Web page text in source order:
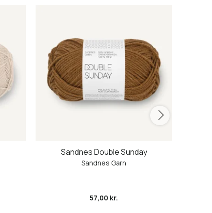
Sandnes Double Sunday
Sandnes Garn
57,00 kr.